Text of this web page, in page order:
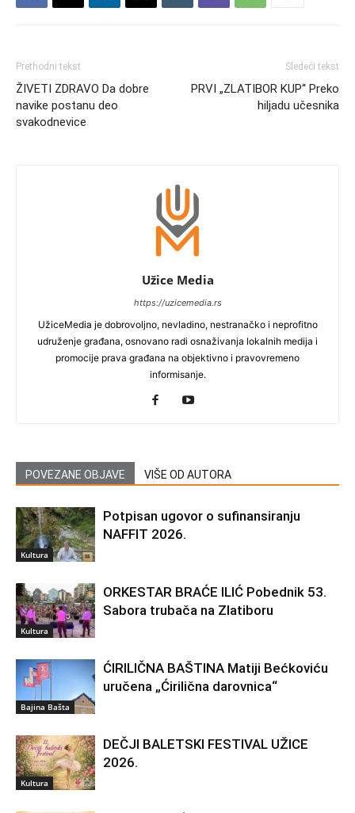
Prethodni tekst
ŽIVETI ZDRAVO Da dobre
navike postanu deo
svakodnevice
Sledeći tekst
PRVI „ZLATIBOR KUP“ Preko
hiljadu učesnika
Užice Media
https://uzicemedia.rs
UžiceMedia je dobrovoljno, nevladino, nestranačko i neprofitno
udruženje građana, osnovano radi osnaživanja lokalnih medija i
promocije prava građana na objektivno i pravovremeno
informisanje.
POVEZANE OBJAVE VIŠE OD AUTORA
Kultura
Potpisan ugovor o sufinansiranju
NAFFIT 2026.
Kultura
ORKESTAR BRAĆE ILIĆ Pobednik 53.
Sabora trubača na Zlatiboru
Bajina Bašta
ĆIRILIČNA BAŠTINA Matiji Bećkoviću
uručena „Ćirilična darovnica“
Kultura
DEČJI BALETSKI FESTIVAL UŽICE
2026.